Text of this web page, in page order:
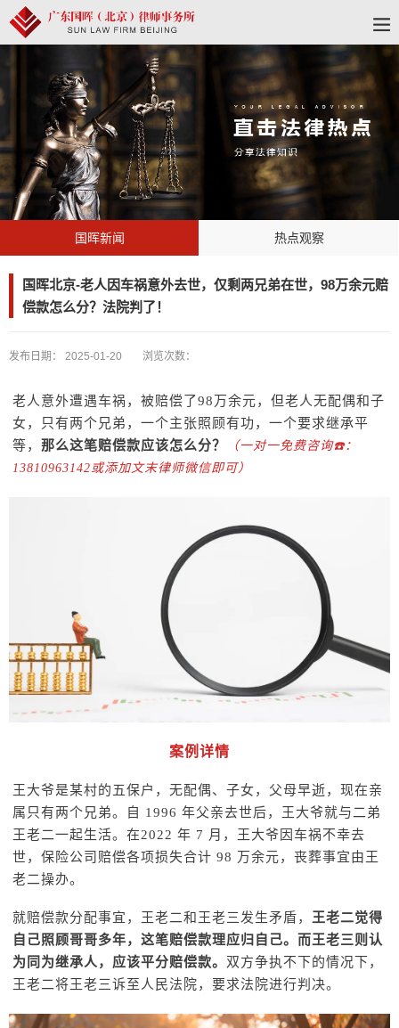
国晖新闻 热点观察
国晖北京-老人因车祸意外去世，仅剩两兄弟在世，98万余元赔
偿款怎么分？法院判了！
发布日期： 2025-01-20 浏览次数：
老人意外遭遇车祸，被赔偿了98万余元，但老人无配偶和子
女，只有两个兄弟，一个主张照顾有功，一个要求继承平
等， 那么这笔赔偿款应该怎么分？
（一对一免费咨询☎️：
13810963142或添加文末律师微信即可）
案例详情
王大爷是某村的五保户，无配偶、子女，父母早逝，现在亲
属只有两个兄弟。自 1996 年父亲去世后，王大爷就与二弟
王老二一起生活。在2022 年 7 月，王大爷因车祸不幸去
世，保险公司赔偿各项损失合计 98 万余元，丧葬事宜由王
老二操办。
就赔偿款分配事宜，王老二和王老三发生矛盾，
王老二觉得
自己照顾哥哥多年，这笔赔偿款理应归自己。而王老三则认
为同为继承人，应该平分赔偿款。 双方争执不下的情况下，
王老二将王老三诉至人民法院，要求法院进行判决。